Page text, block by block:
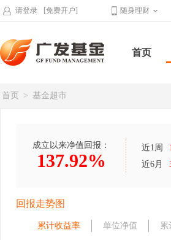
请登录 [免费开户] 随身理财
首页
首页 > 基金超市
成立以来净值回报：
137.92%
近1周
近6月
回报走势图
累计收益率 单位净值 累